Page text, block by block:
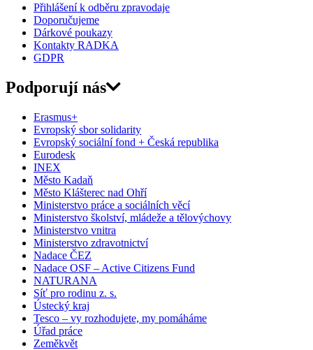
Přihlášení k odběru zpravodaje
Doporučujeme
Dárkové poukazy
Kontakty RADKA
GDPR
Podporují nás
Erasmus+
Evropský sbor solidarity
Evropský sociální fond + Česká republika
Eurodesk
INEX
Město Kadaň
Město Klášterec nad Ohří
Ministerstvo práce a sociálních věcí
Ministerstvo školství, mládeže a tělovýchovy
Ministerstvo vnitra
Ministerstvo zdravotnictví
Nadace ČEZ
Nadace OSF – Active Citizens Fund
NATURANA
Síť pro rodinu z. s.
Ústecký kraj
Tesco – vy rozhodujete, my pomáháme
Úřad práce
Zeměkvět